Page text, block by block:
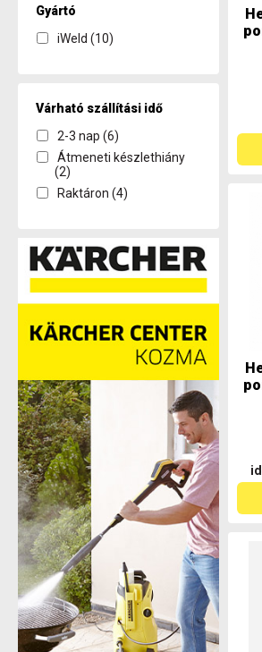
Gyártó
iWeld (10)
Várható szállítási idő
2-3 nap (6)
Átmeneti készlethiány
(2)
Raktáron (4)